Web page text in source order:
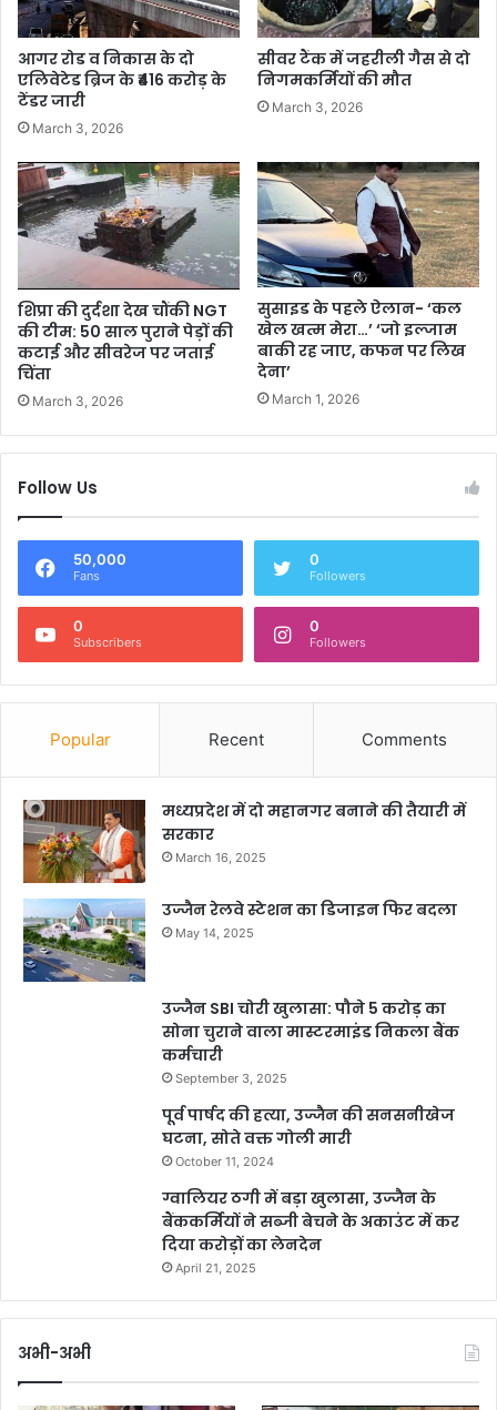
आगर रोड व निकास के दो
एलिवेटेड ब्रिज के ₹416 करोड़ के
टेंडर जारी
March 3, 2026
सीवर टैंक में जहरीली गैस से दो
निगमकर्मियों की मौत
March 3, 2026
शिप्रा की दुर्दशा देख चौंकी NGT
की टीम: 50 साल पुराने पेड़ों की
कटाई और सीवरेज पर जताई
चिंता
March 3, 2026
सुसाइड के पहले ऐलान- ‘कल
खेल खत्म मेरा…’ ‘जो इल्जाम
बाकी रह जाए, कफन पर लिख
देना’
March 1, 2026
Follow Us
50,000
Fans
0
Followers
0
Subscribers
0
Followers
Popular Recent Comments
मध्यप्रदेश में दो महानगर बनाने की तैयारी में
सरकार
March 16, 2025
उज्जैन रेलवे स्टेशन का डिजाइन फिर बदला
May 14, 2025
उज्जैन SBI चोरी खुलासा: पौने 5 करोड़ का
सोना चुराने वाला मास्टरमाइंड निकला बैंक
कर्मचारी
September 3, 2025
पूर्व पार्षद की हत्या, उज्जैन की सनसनीखेज
घटना, सोते वक्त गोली मारी
October 11, 2024
ग्वालियर ठगी में बड़ा खुलासा, उज्जैन के
बैंककर्मियों ने सब्जी बेचने के अकाउंट में कर
दिया करोड़ों का लेनदेन
April 21, 2025
अभी-अभी